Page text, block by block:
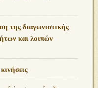
της διαγωνιστικής
και λοιπών